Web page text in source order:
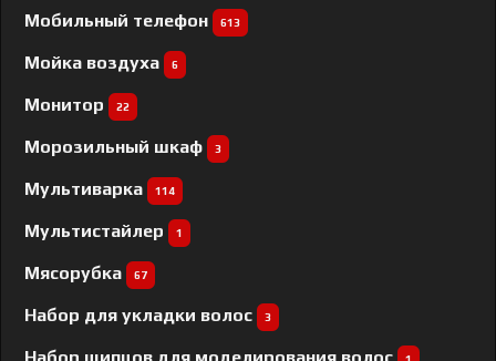
Мобильный телефон 613
Мойка воздуха 6
Монитор 22
Морозильный шкаф 3
Мультиварка 114
Мультистайлер 1
Мясорубка 67
Набор для укладки волос 3